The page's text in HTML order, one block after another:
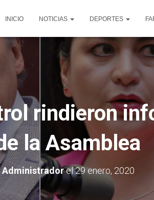
INICIO NOTICIAS DEPORTES
rindieron
la Asamblea
Administradorel29 enero, 2020